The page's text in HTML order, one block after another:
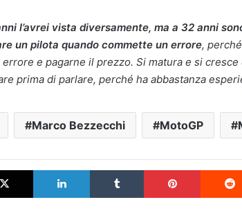
l’avrei vista diversamente, ma a 32 anni
un pilota quando commette un errore,
e pagarne il prezzo. Si matura e si cresce
prima di parlare, perché ha abbastanza
Marco Bezzecchi MotoGP
X LinkedIn Tumblr Pinterest